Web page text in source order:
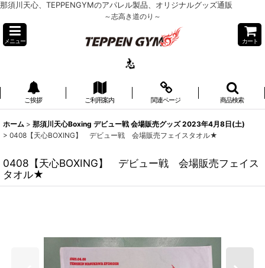
那須川天心、TEPPENGYMのアパレル製品、オリジナルグッズ通販
～志高き道のり～
メニュー カート
ご挨拶 ご利用案内 関連ページ 商品検索
ホーム > 那須川天心Boxing デビュー戦 会場販売グッズ 2023年4月8日(土)
> 0408【天心BOXING】 デビュー戦 会場販売フェイスタオル★
0408【天心BOXING】 デビュー戦 会場販売フェイス
タオル★